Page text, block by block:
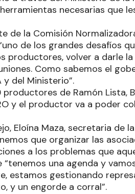
necesarias que
de la Comisión
de los grandes desafíos
productores, volver a darle
Como sabemos el
y del Ministerio”.
de Ramón Lista,
y el productor va a poder
Eloína Maza, secretaria de
que organizar las
a los problemas que
“tenemos una agenda y
estamos gestionando
y un engorde a corral”.